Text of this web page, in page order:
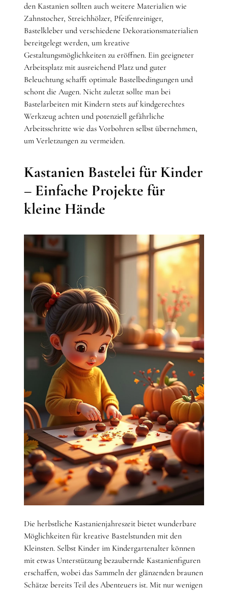
den Kastanien sollten auch weitere Materialien wie
Zahnstocher, Streichhölzer, Pfeifenreiniger,
Bastelkleber und verschiedene Dekorationsmaterialien
bereitgelegt werden, um kreative
Gestaltungsmöglichkeiten zu eröffnen. Ein geeigneter
Arbeitsplatz mit ausreichend Platz und guter
Beleuchtung schafft optimale Bastelbedingungen und
schont die Augen. Nicht zuletzt sollte man bei
Bastelarbeiten mit Kindern stets auf kindgerechtes
Werkzeug achten und potenziell gefährliche
Arbeitsschritte wie das Vorbohren selbst übernehmen,
um Verletzungen zu vermeiden.
Kastanien Bastelei für Kinder
– Einfache Projekte für
kleine Hände
Die herbstliche Kastanienjahreszeit bietet wunderbare
Möglichkeiten für kreative Bastelstunden mit den
Kleinsten. Selbst Kinder im Kindergartenalter können
mit etwas Unterstützung bezaubernde Kastanienfiguren
erschaffen, wobei das Sammeln der glänzenden braunen
Schätze bereits Teil des Abenteuers ist. Mit nur wenigen